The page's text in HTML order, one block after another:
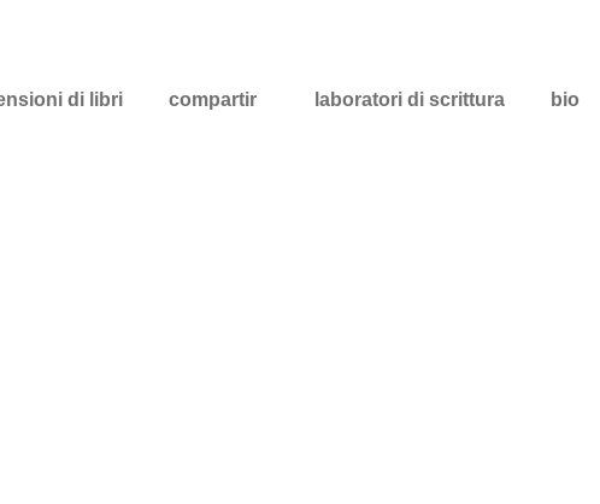
di libri compartir laboratori di scrittura bio